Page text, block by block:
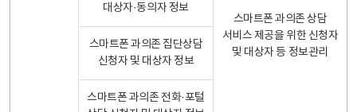
스마트폰 과의존 상담
서비스 제공을 위한 신청자
및 대상자 등 정보관리
대상자·동의자 정보
스마트폰 과의존 집단상담
신청자 및 대상자 정보
스마트폰 과의존 전화·포털